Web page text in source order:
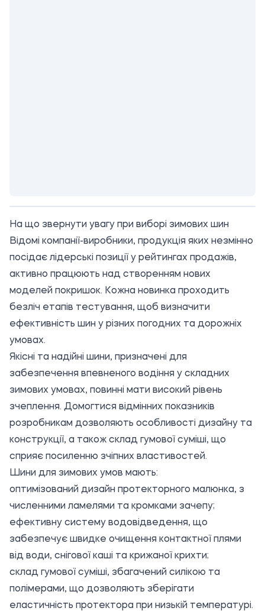
На що звернути увагу при виборі зимових шин
Відомі компанії-виробники, продукція яких незмінно
посідає лідерські позиції у рейтингах продажів,
активно працюють над створенням нових
моделей покришок. Кожна новинка проходить
безліч етапів тестування, щоб визначити
ефективність шин у різних погодних та дорожніх
умовах.
Якісні та надійні шини, призначені для
забезпечення впевненого водіння у складних
зимових умовах, повинні мати високий рівень
зчеплення. Домогтися відмінних показників
розробникам дозволяють особливості дизайну та
конструкції, а також склад гумової суміші, що
сприяє посиленню зчіпних властивостей.
Шини для зимових умов мають:
оптимізований дизайн протекторного малюнка, з
численними ламелями та кромками зачепу;
ефективну систему водовідведення, що
забезпечує швидке очищення контактної плями
від води, снігової каші та крижаної крихти;
склад гумової суміші, збагачений силікою та
полімерами, що дозволяють зберігати
еластичність протектора при низькій температурі.